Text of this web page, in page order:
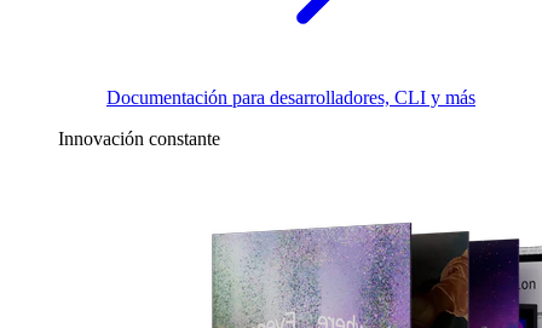
Documentación para desarrolladores, CLI y más
Innovación constante